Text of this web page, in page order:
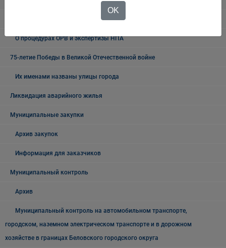
Итоги ОРВ и экспертизы муниципальных правовых актов
О процедурах ОРВ и экспертизы НПА
75-летие Победы в Великой Отечественной войне
Их именами названы улицы города
Ликвидация аварийного жилья
Муниципальные закупки
Архив закупок
Информация для заказчиков
Муниципальный контроль
Архив
Муниципальный контроль на автомобильном транспорте,
городском, наземном электрическом транспорте и в дорожном
хозяйстве в границах Беловского городского округа
OK